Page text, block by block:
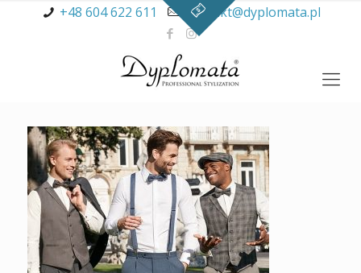
+48 604 622 611 kontakt@dyplomata.pl